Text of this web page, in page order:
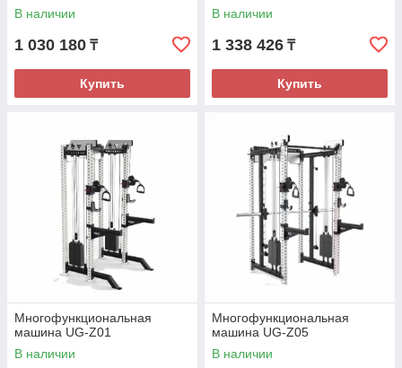
В наличии
1 030 180 ₸
Купить
В наличии
1 338 426 ₸
Купить
Многофункциональная
машина UG-Z01
В наличии
Многофункциональная
машина UG-Z05
В наличии